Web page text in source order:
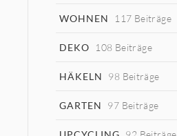
WOHNEN 117 Beiträge
DEKO 108 Beiträge
HÄKELN 98 Beiträge
GARTEN 97 Beiträge